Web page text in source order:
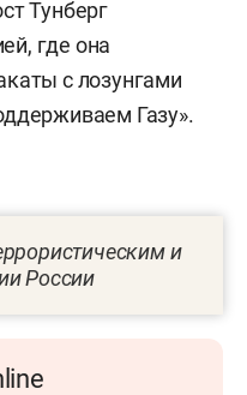
Тунберг
где она
с лозунгами
Газу».
и
России